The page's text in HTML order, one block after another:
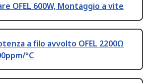
OFEL 600W, Montaggio a vite
a filo avvolto OFEL 2200Ω
°C